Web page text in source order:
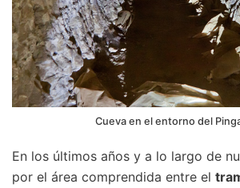
Cueva en el entorno del
En los últimos años y a lo largo de
por el área comprendida entre el